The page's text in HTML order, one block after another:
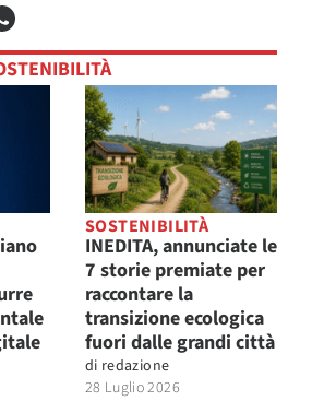
SOSTENIBILITÀ
INEDITA, annunciate le
7 storie premiate per
raccontare la
transizione ecologica
fuori dalle grandi città
di redazione
28 Luglio 2026